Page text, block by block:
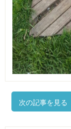
次の記事を見る